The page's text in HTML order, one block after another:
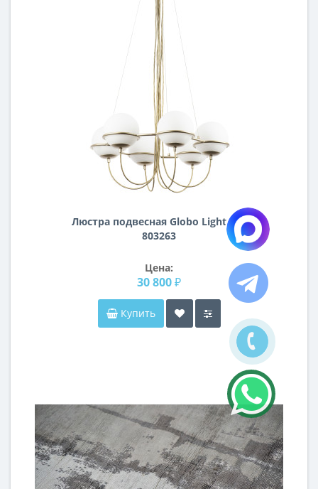
Люстра подвесная Globo Lightstar
803263
Цена:
30 800 ₽
Купить